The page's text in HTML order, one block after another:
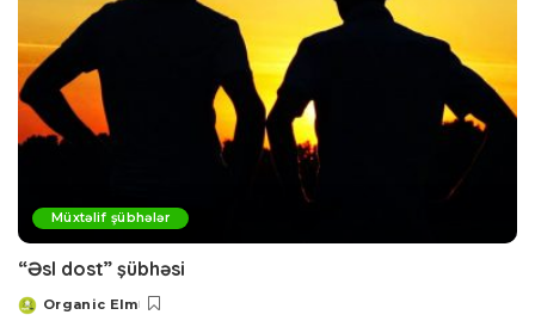
Müxtəlif şübhələr
“Əsl dost” şübhəsi
Posted
Organic Elm